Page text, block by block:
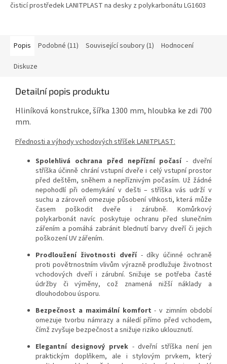
čisticí prostředek LANITPLAST na desky z polykarbonátu LG1603
Popis Podobné (11) Související soubory (1) Hodnocení
Diskuze
Detailní popis produktu
Hliníková konstrukce, šířka 1300 mm, hloubka ke zdi 700
mm.
Přednosti a výhody vchodových stříšek LANITPLAST:
Spolehlivá ochrana před nepřízní počasí- dveřní
stříška účinně chrání vstupní dveře i celý vstupní prostor
před deštěm, sněhem a nepříznivým počasím. Už žádné
nepohodlí při odemykání v dešti – stříška vás udrží v
suchu a zároveň omezuje působení vlhkosti, která může
časem poškodit dveře i zárubně. Komůrkový
polykarbonát navíc poskytuje ochranu před slunečním
zářením a pomáhá zabránit blednutí barvy dveří či jejich
poškození UV zářením.
Prodloužení životnosti dveří - díky účinné ochraně
proti povětrnostním vlivům výrazně prodlužuje životnost
vchodových dveří i zárubní. Snižuje se potřeba časté
údržby či výměny, což znamená nižší náklady a
dlouhodobou úsporu.
Bezpečnost a maximální komfort - v zimním období
omezuje tvorbu námrazy a náledí přímo před vchodem,
čímž zvyšuje bezpečnost a snižuje riziko uklouznutí.
Elegantní designový prvek- dveřní stříška není jen
praktickým doplňkem, ale i stylovým prvkem, který